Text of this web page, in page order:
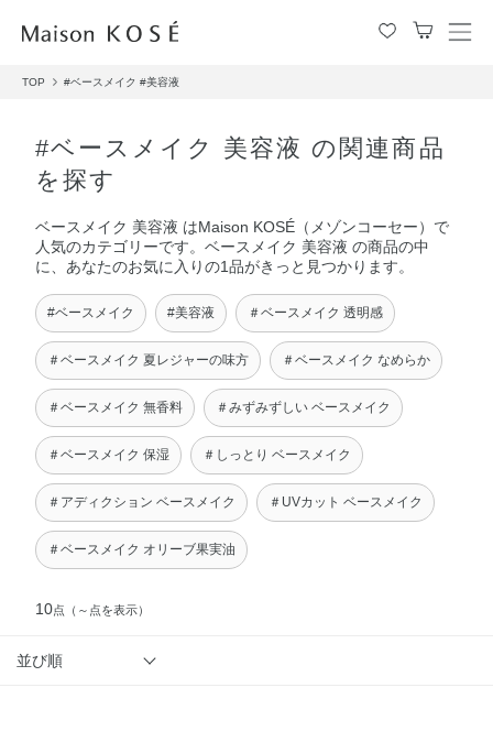
メ
TOP #ベースメイク #美容液
#ベースメイク 美容液 の関連商品
を探す
ベースメイク 美容液 はMaison KOSÉ（メゾンコーセー）で
人気のカテゴリーです。ベースメイク 美容液 の商品の中
に、あなたのお気に入りの1品がきっと見つかります。
#ベースメイク #美容液 ＃ベースメイク 透明感
＃ベースメイク 夏レジャーの味方 ＃ベースメイク なめらか
＃ベースメイク 無香料 ＃みずみずしい ベースメイク
＃ベースメイク 保湿 ＃しっとり ベースメイク
＃アディクション ベースメイク ＃UVカット ベースメイク
＃ベースメイク オリーブ果実油
10点 （～点を表示）
並び順